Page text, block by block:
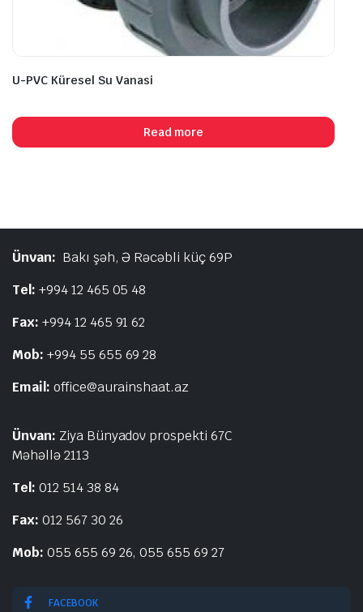
U-PVC Küresel Su Vanasi
Read more
Ünvan: Bakı şəh, Ə Rəcəbli küç 69P
Tel: +994 12 465 05 48
Fax: +994 12 465 91 62
Mob: +994 55 655 69 28
Email: office@aurainshaat.az
Ünvan: Ziya Bünyadov prospekti 67C
Məhəllə 2113
Tel: 012 514 38 84
Fax: 012 567 30 26
Mob: 055 655 69 26, 055 655 69 27
FACEBOOK